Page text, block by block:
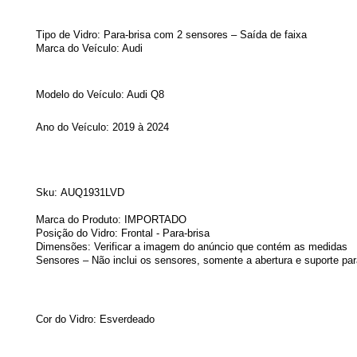
Tipo de Vidro: Para-brisa com 2 sensores – Saída de faixa
Marca do Veículo: Audi
Modelo do Veículo: Audi Q8
Ano do Veículo: 2019 à 2024
Sku: AUQ1931LVD
Marca do Produto: IMPORTADO
Posição do Vidro: Frontal - Para-brisa
Dimensões: Verificar a imagem do anúncio que contém as medidas
Sensores – Não inclui os sensores, somente a abertura e suporte
Cor do Vidro: Esverdeado